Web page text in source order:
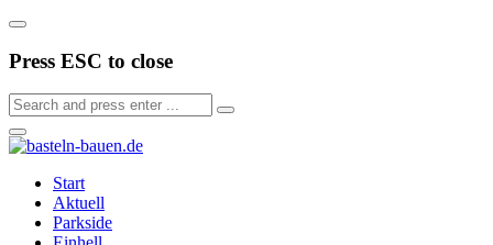
Press ESC to close
Start
Aktuell
Parkside